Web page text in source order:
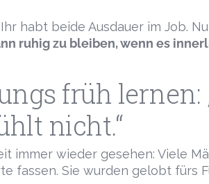
habt beide Ausdauer im Job.
ruhig zu bleiben, wenn es
früh lernen:
nicht.“
immer wieder gesehen: Viele
fassen. Sie wurden gelobt fürs